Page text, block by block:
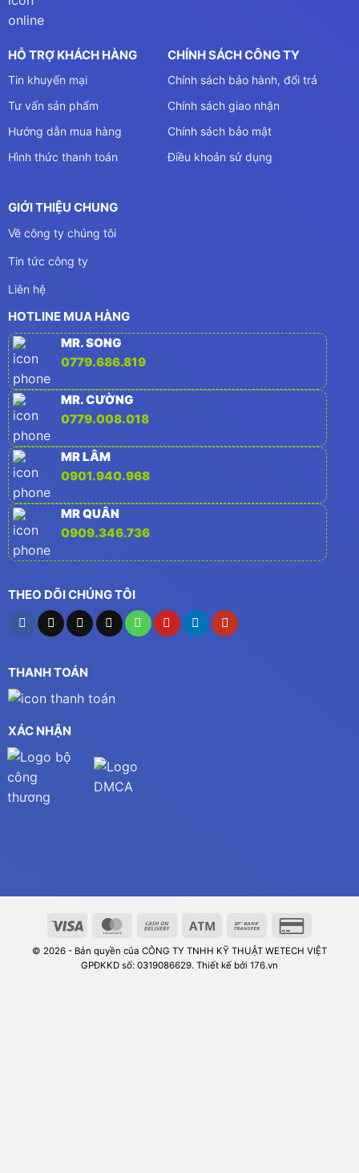
HỖ TRỢ KHÁCH HÀNG
Tin khuyến mại
Tư vấn sản phẩm
Hướng dẫn mua hàng
Hình thức thanh toán
CHÍNH SÁCH CÔNG TY
Chính sách bảo hành, đổi trả
Chính sách giao nhận
Chính sách bảo mật
Điều khoản sử dụng
GIỚI THIỆU CHUNG
Về công ty chúng tôi
Tin tức công ty
Liên hệ
HOTLINE MUA HÀNG
MR. SONG
0779.686.819
MR. CƯỜNG
0779.008.018
MR LÂM
0901.940.968
MR QUÂN
0909.346.736
THEO DÕI CHÚNG TÔI
THANH TOÁN
XÁC NHẬN
© 2026 - Bản quyền của CÔNG TY TNHH KỸ THUẬT WETECH VIỆT
GPĐKKD số: 0319086629. Thiết kế bởi 176.vn